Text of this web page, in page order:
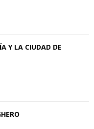
Y LA CIUDAD DE